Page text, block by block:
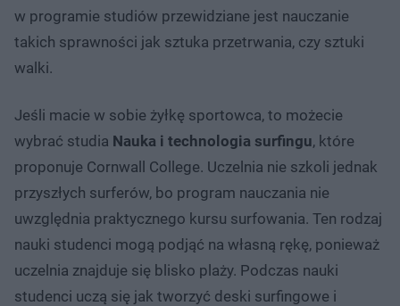
w programie studiów przewidziane jest nauczanie
takich sprawności jak sztuka przetrwania, czy sztuki
walki.
Jeśli macie w sobie żyłkę sportowca, to możecie
wybrać studia Nauka i technologia surfingu, które
proponuje Cornwall College. Uczelnia nie szkoli jednak
przyszłych surferów, bo program nauczania nie
uwzględnia praktycznego kursu surfowania. Ten rodzaj
nauki studenci mogą podjąć na własną rękę, ponieważ
uczelnia znajduje się blisko plaży. Podczas nauki
studenci uczą się jak tworzyć deski surfingowe i